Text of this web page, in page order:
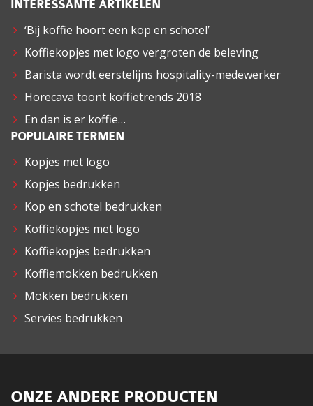
INTERESSANTE ARTIKELEN
‘Bij koffie hoort een kop en schotel’
Koffiekopjes met logo vergroten de beleving
Barista wordt eerstelijns hospitality-medewerker
Horecava toont koffietrends 2018
En dan is er koffie…
POPULAIRE TERMEN
Kopjes met logo
Kopjes bedrukken
Kop en schotel bedrukken
Koffiekopjes met logo
Koffiekopjes bedrukken
Koffiemokken bedrukken
Mokken bedrukken
Servies bedrukken
ONZE ANDERE PRODUCTEN